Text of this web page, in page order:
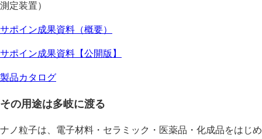
測定装置）
サポイン成果資料（概要）
サポイン成果資料【公開版】
製品カタログ
その用途は多岐に渡る
ナノ粒子は、電子材料・セラミック・医薬品・化成品をはじめ